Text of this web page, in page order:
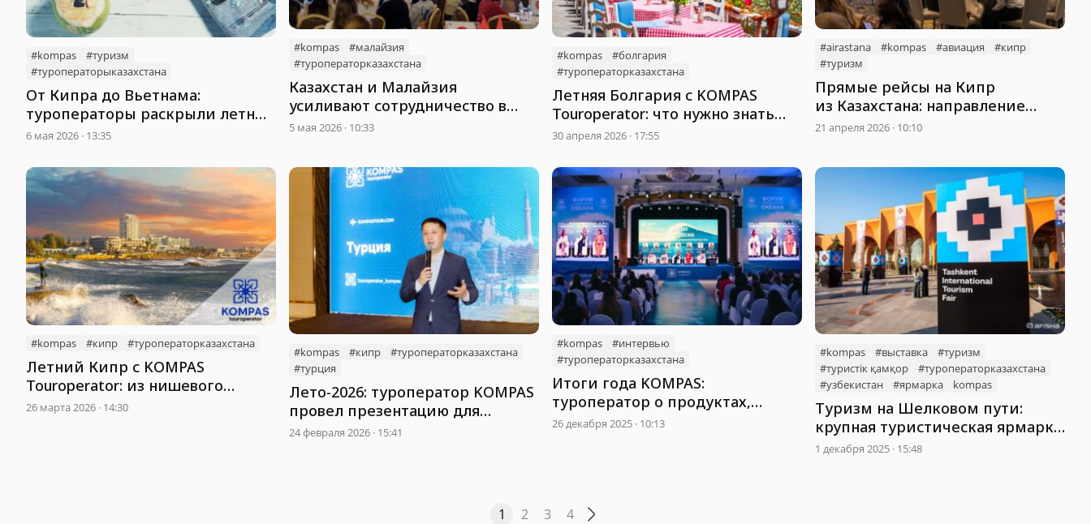
#kompas
#туризм
#туроператорыказахстана
От Кипра до Вьетнама:
туроператоры раскрыли летние
маршруты из Астаны
6 мая 2026 · 13:35
#kompas
#малайзия
#туроператорказахстана
Казахстан и Малайзия
усиливают сотрудничество в
сфере туризма
5 мая 2026 · 10:33
#kompas
#болгария
#туроператорказахстана
Летняя Болгария с KOMPAS
Touroperator: что нужно знать
казахстанским туристам
30 апреля 2026 · 17:55
#airastana #kompas #авиация
#кипр
#туризм
Прямые рейсы на Кипр
из Казахстана: направление
выходит в сегмент массового
21 апреля 2026 · 10:10
#kompas #кипр #туроператорказахстана
Летний Кипр с KOMPAS
Touroperator: из нишевого
направления в массовый
26 марта 2026 · 14:30
#kompas #кипр
#туроператорказахстана
#турция
Лето-2026: туроператор KOMPAS
провел презентацию для
турагентов в Астане
24 февраля 2026 · 15:41
#kompas
#интервью
#туроператорказахстана
Итоги года KOMPAS:
туроператор о продуктах,
стандартах и работе с
26 декабря 2025 · 10:13
#kompas #выставка
#туризм
#туристік қамқор
#туроператорказахстана
#узбекистан
#ярмарка kompas
Туризм на Шелковом пути:
крупная туристическая ярмарка
прошла в Ташкенте
1 декабря 2025 · 15:48
1 2 3 4